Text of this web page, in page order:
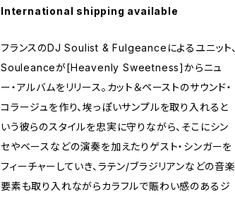
International shipping available
フランスのDJ Soulist & Fulgeanceによるユニット、
Souleanceが[Heavenly Sweetness]からニュ
ー・アルバムをリリース。カット＆ペーストのサウンド・
コラージュを作り、埃っぽいサンプルを取り入れると
いう彼らのスタイルを忠実に守りながら、そこにシン
セやベースなどの演奏を加えたりゲスト・シンガーを
フィーチャーしていき、ラテン/ブラジリアンなどの音楽
要素も取り入れながらカラフルで賑わい感のあるジ